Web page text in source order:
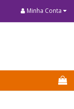
Minha Conta